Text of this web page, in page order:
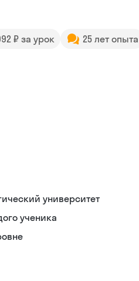
₽ за урок 25 лет опыта
университет
ученика